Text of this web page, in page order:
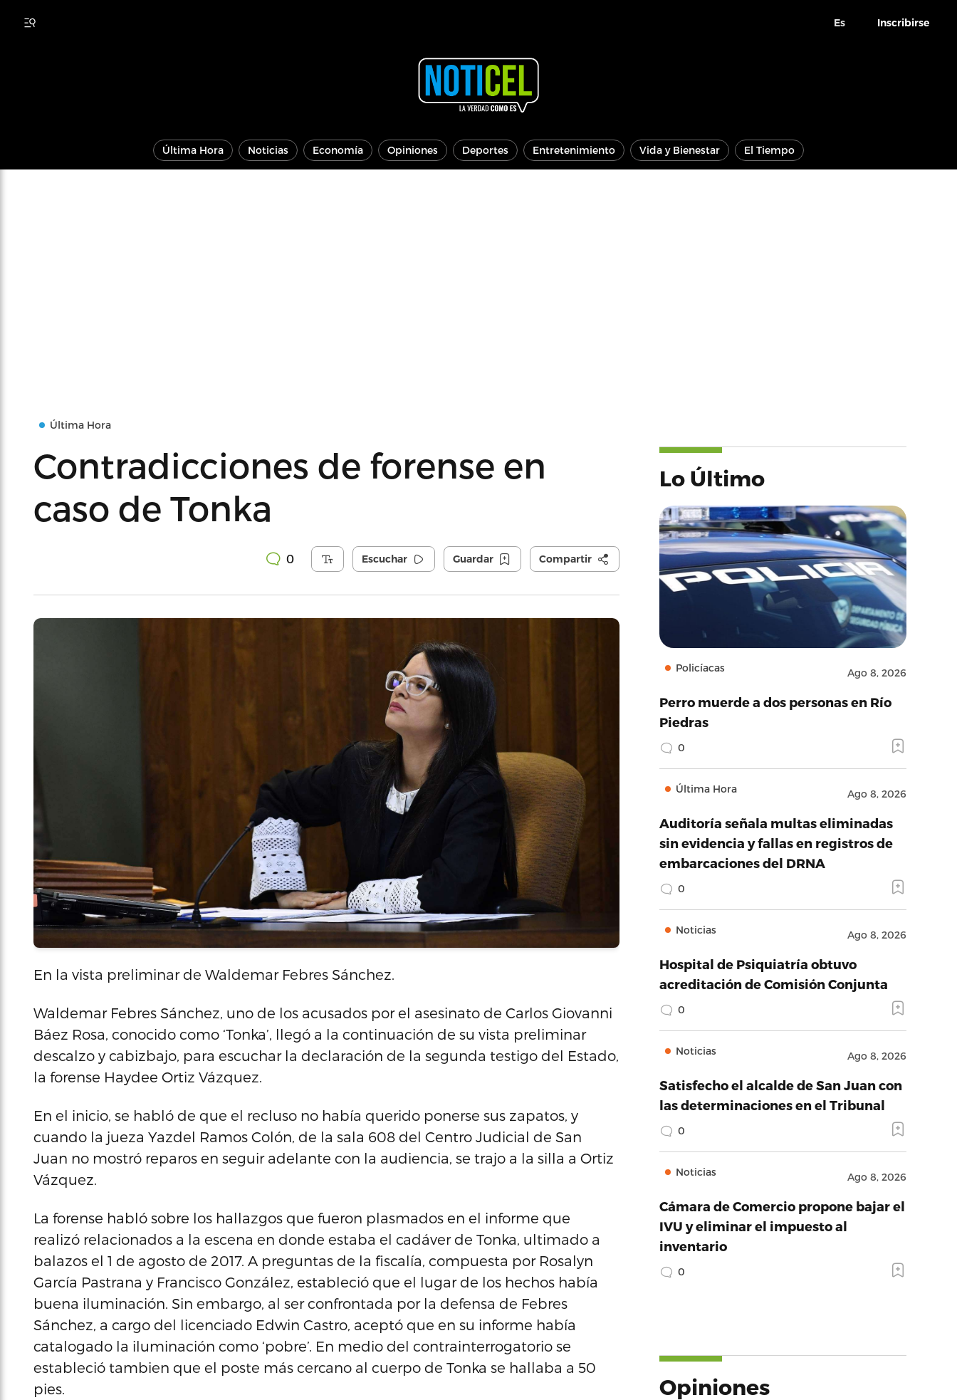
Es Inscribirse
Última Hora Noticias Economía Opiniones Deportes Entretenimiento Vida y Bienestar El Tiempo
Última Hora
Contradicciones de forense en
caso de Tonka
0 Escuchar Guardar Compartir
En la vista preliminar de Waldemar Febres Sánchez.
Waldemar Febres Sánchez, uno de los acusados por el asesinato de Carlos Giovanni
Báez Rosa, conocido como ‘Tonka’, llegó a la continuación de su vista preliminar
descalzo y cabizbajo, para escuchar la declaración de la segunda testigo del Estado,
la forense Haydee Ortiz Vázquez.
En el inicio, se habló de que el recluso no había querido ponerse sus zapatos, y
cuando la jueza Yazdel Ramos Colón, de la sala 608 del Centro Judicial de San
Juan no mostró reparos en seguir adelante con la audiencia, se trajo a la silla a Ortiz
Vázquez.
La forense habló sobre los hallazgos que fueron plasmados en el informe que
realizó relacionados a la escena en donde estaba el cadáver de Tonka, ultimado a
balazos el 1 de agosto de 2017. A preguntas de la fiscalía, compuesta por Rosalyn
García Pastrana y Francisco González, estableció que el lugar de los hechos había
buena iluminación. Sin embargo, al ser confrontada por la defensa de Febres
Sánchez, a cargo del licenciado Edwin Castro, aceptó que en su informe había
catalogado la iluminación como ‘pobre’. En medio del contrainterrogatorio se
estableció tambien que el poste más cercano al cuerpo de Tonka se hallaba a 50
pies.
Lo Último
Policíacas Ago 8, 2026
Perro muerde a dos personas en Río
Piedras
0
Última Hora Ago 8, 2026
Auditoría señala multas eliminadas
sin evidencia y fallas en registros de
embarcaciones del DRNA
0
Noticias Ago 8, 2026
Hospital de Psiquiatría obtuvo
acreditación de Comisión Conjunta
0
Noticias Ago 8, 2026
Satisfecho el alcalde de San Juan con
las determinaciones en el Tribunal
0
Noticias Ago 8, 2026
Cámara de Comercio propone bajar el
IVU y eliminar el impuesto al
inventario
0
Opiniones